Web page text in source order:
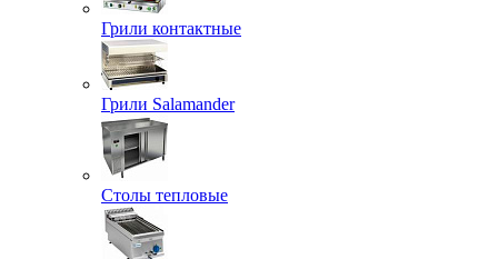
Грили контактные
Грили Salamander
Столы тепловые